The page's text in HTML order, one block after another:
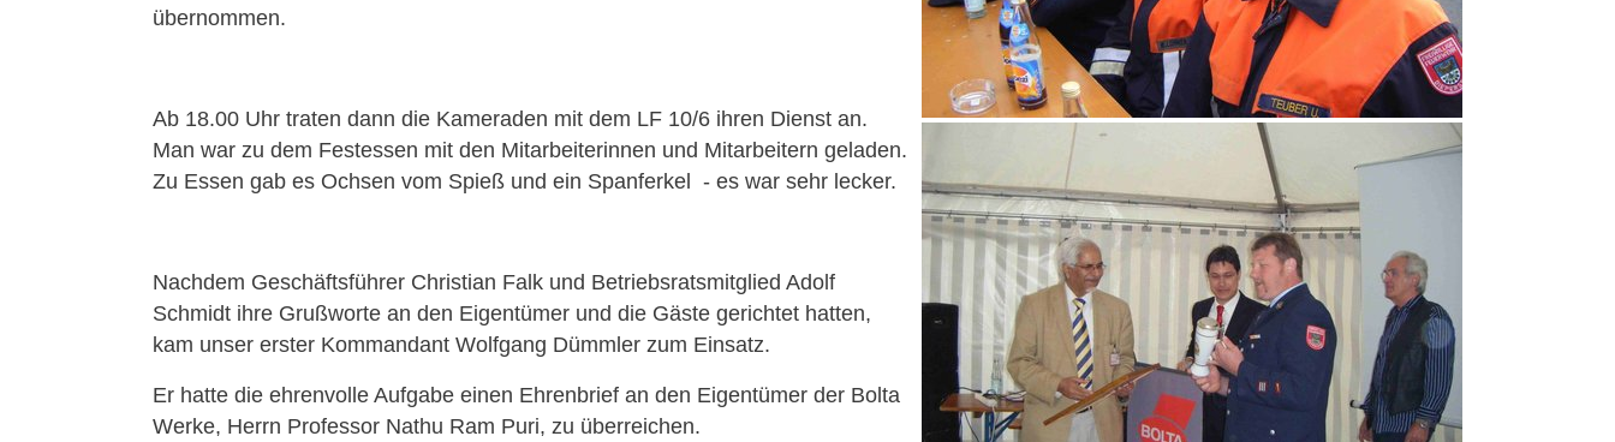
übernommen.
Ab 18.00 Uhr traten dann die Kameraden mit dem LF 10/6 ihren Dienst an.
Man war zu dem Festessen mit den Mitarbeiterinnen und Mitarbeitern geladen.
Zu Essen gab es Ochsen vom Spieß und ein Spanferkel - es war sehr lecker.
Nachdem Geschäftsführer Christian Falk und Betriebsratsmitglied Adolf
Schmidt ihre Grußworte an den Eigentümer und die Gäste gerichtet hatten,
kam unser erster Kommandant Wolfgang Dümmler zum Einsatz.
Er hatte die ehrenvolle Aufgabe einen Ehrenbrief an den Eigentümer der Bolta
Werke, Herrn Professor Nathu Ram Puri, zu überreichen.